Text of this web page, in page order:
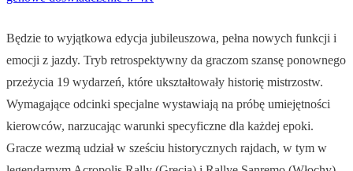
Będzie to wyjątkowa edycja jubileuszowa, pełna nowych funkcji i
emocji z jazdy. Tryb retrospektywny da graczom szansę ponownego
przeżycia 19 wydarzeń, które ukształtowały historię mistrzostw.
Wymagające odcinki specjalne wystawiają na próbę umiejętności
kierowców, narzucając warunki specyficzne dla każdej epoki.
Gracze wezmą udział w sześciu historycznych rajdach, w tym w